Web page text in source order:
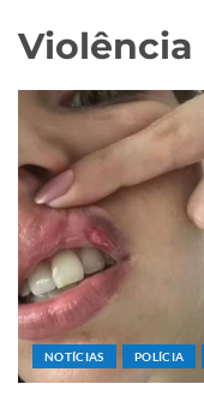
NOTÍCIAS POLÍCIA